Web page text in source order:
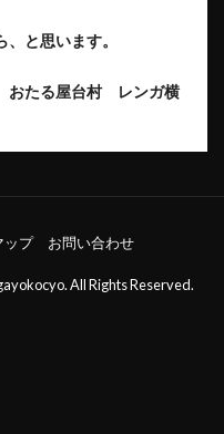
と思います。
レンガ横
ップ お問い合わせ
All Rights Reserved.